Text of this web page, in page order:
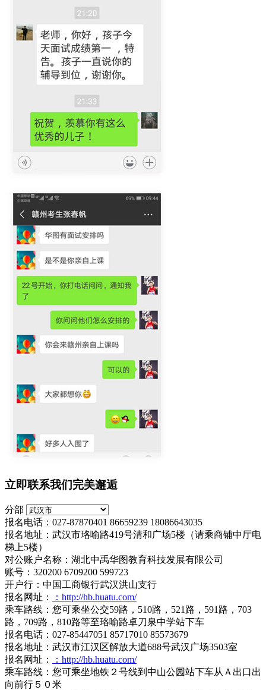
立即联系我们完美邂逅
分部
报名电话：027-87870401 86659239 18086643035
报名地址：武汉市珞喻路419号清和广场5楼（请乘商铺中厅电
梯上5楼）
对公账户名称：湖北中禹华图教育科技发展有限公司
账号：320200 6709200 599723
开户行：中国工商银行武汉洪山支行
报名网址：
：http://hb.huatu.com/
乘车路线：您可乘坐公交59路，510路，521路，591路，703
路，709路，810路等至珞喻路卓刀泉中学站下车
报名电话：027-85447051 85717010 85573679
报名地址：武汉市江汉区解放大道688号武汉广场3503室
报名网址：
：http://hb.huatu.com/
乘车路线：您可乘坐地铁２号线到中山公园站下车从Ａ出口出
向前行５０米